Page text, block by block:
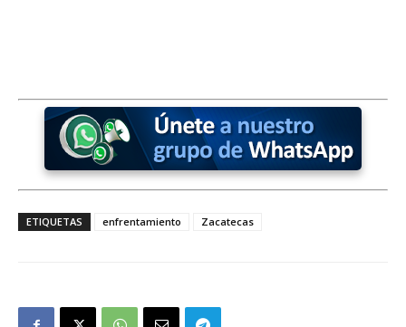
ETIQUETAS enfrentamiento Zacatecas